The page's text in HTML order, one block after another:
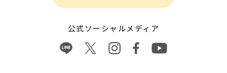
公式ソーシャルメディア